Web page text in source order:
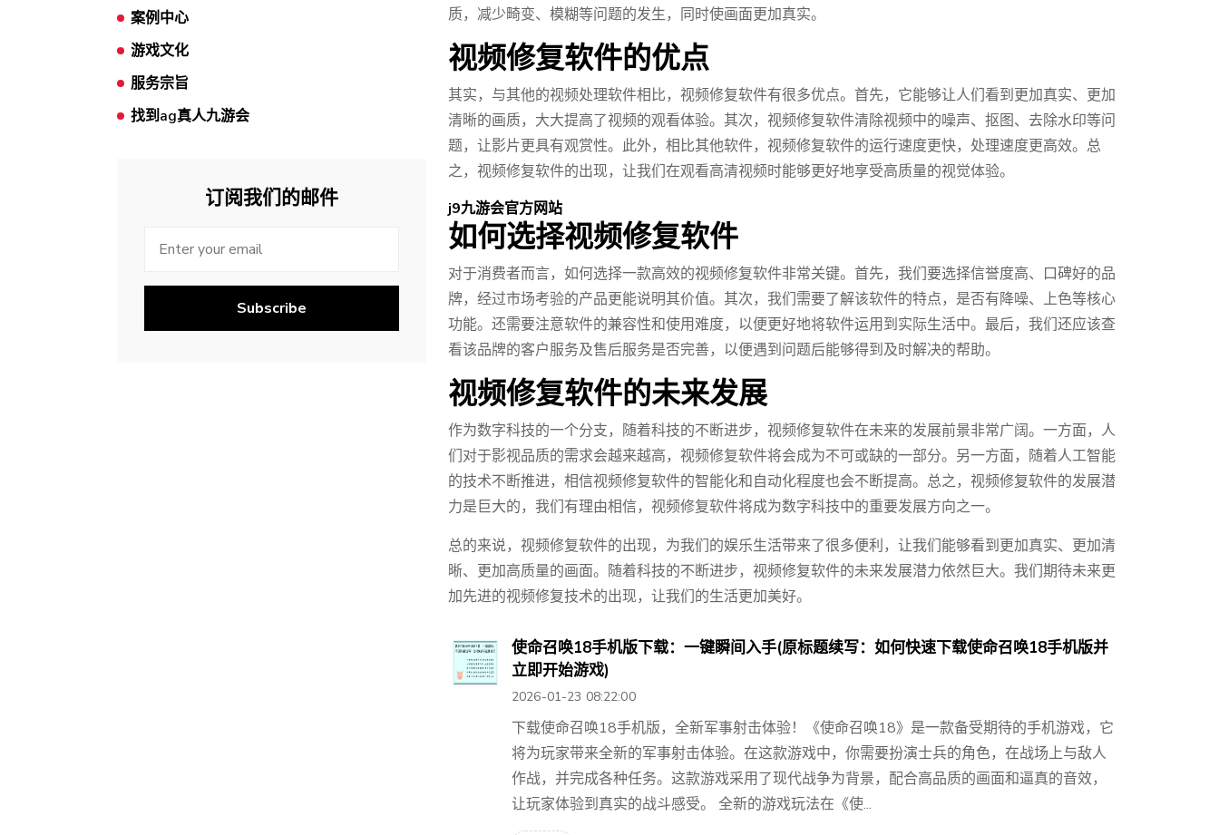
案例中心
游戏文化
服务宗旨
找到ag真人九游会
订阅我们的邮件
Subscribe
质，减少畸变、模糊等问题的发生，同时使画面更加真实。
视频修复软件的优点
其实，与其他的视频处理软件相比，视频修复软件有很多优点。首先，它能够让人们看到更加真实、更加
清晰的画质，大大提高了视频的观看体验。其次，视频修复软件清除视频中的噪声、抠图、去除水印等问
题，让影片更具有观赏性。此外，相比其他软件，视频修复软件的运行速度更快，处理速度更高效。总
之，视频修复软件的出现，让我们在观看高清视频时能够更好地享受高质量的视觉体验。
j9九游会官方网站
如何选择视频修复软件
对于消费者而言，如何选择一款高效的视频修复软件非常关键。首先，我们要选择信誉度高、口碑好的品
牌，经过市场考验的产品更能说明其价值。其次，我们需要了解该软件的特点，是否有降噪、上色等核心
功能。还需要注意软件的兼容性和使用难度，以便更好地将软件运用到实际生活中。最后，我们还应该查
看该品牌的客户服务及售后服务是否完善，以便遇到问题后能够得到及时解决的帮助。
视频修复软件的未来发展
作为数字科技的一个分支，随着科技的不断进步，视频修复软件在未来的发展前景非常广阔。一方面，人
们对于影视品质的需求会越来越高，视频修复软件将会成为不可或缺的一部分。另一方面，随着人工智能
的技术不断推进，相信视频修复软件的智能化和自动化程度也会不断提高。总之，视频修复软件的发展潜
力是巨大的，我们有理由相信，视频修复软件将成为数字科技中的重要发展方向之一。
总的来说，视频修复软件的出现，为我们的娱乐生活带来了很多便利，让我们能够看到更加真实、更加清
晰、更加高质量的画面。随着科技的不断进步，视频修复软件的未来发展潜力依然巨大。我们期待未来更
加先进的视频修复技术的出现，让我们的生活更加美好。
使命召唤18手机版下载：一键瞬间入手(原标题续写：如何快速下载使命召唤18手机版并
立即开始游戏)
2026-01-23 08:22:00
下载使命召唤18手机版，全新军事射击体验！《使命召唤18》是一款备受期待的手机游戏，它
将为玩家带来全新的军事射击体验。在这款游戏中，你需要扮演士兵的角色，在战场上与敌人
作战，并完成各种任务。这款游戏采用了现代战争为背景，配合高品质的画面和逼真的音效，
让玩家体验到真实的战斗感受。 全新的游戏玩法在《使...